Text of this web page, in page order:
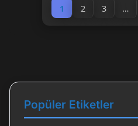
1 2 3 …
Popüler Etiketler